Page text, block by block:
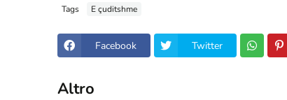
Tags E çuditshme
Facebook Twitter
Altro